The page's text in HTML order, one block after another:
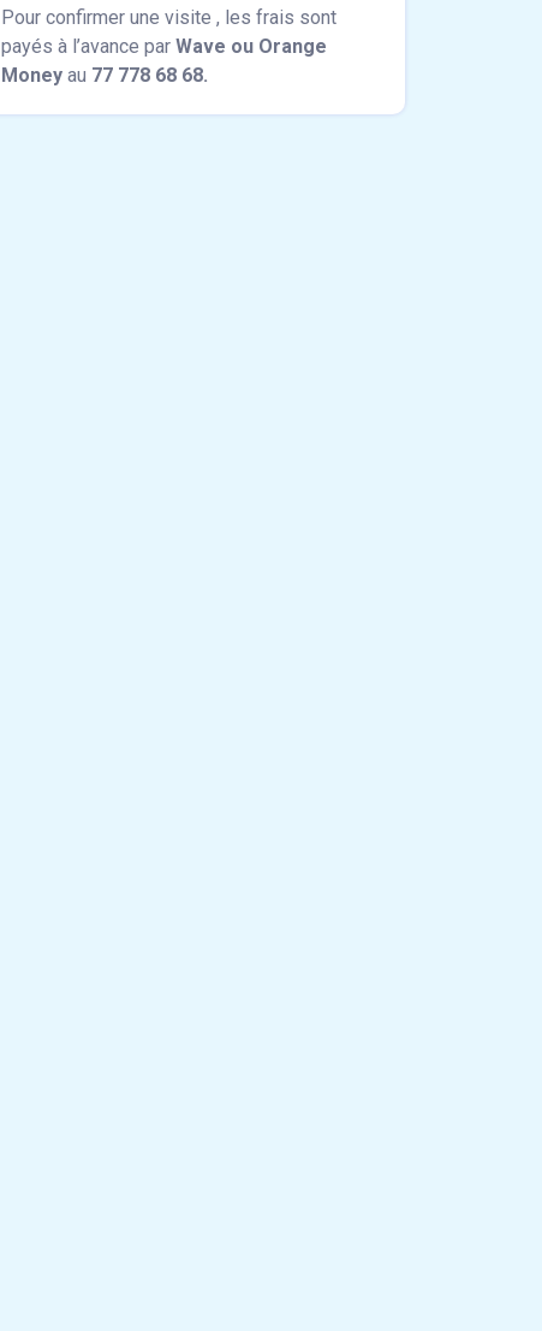
Pour confirmer une visite , les frais sont
payés à l’avance par Wave ou Orange
Money au 77 778 68 68.